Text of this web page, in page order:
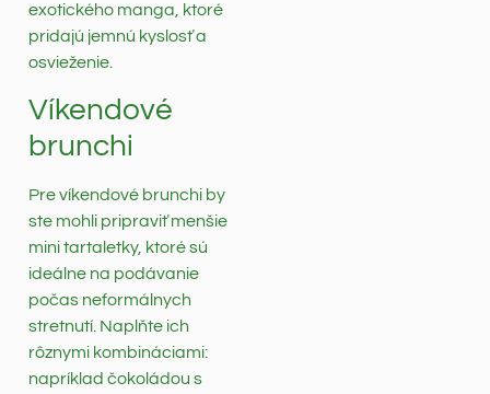
exotického manga, ktoré
pridajú jemnú kyslosť a
osvieženie.
Víkendové
brunchi
Pre víkendové brunchi by
ste mohli pripraviť menšie
mini tartaletky, ktoré sú
ideálne na podávanie
počas neformálnych
stretnutí. Naplňte ich
rôznymi kombináciami:
napríklad čokoládou s